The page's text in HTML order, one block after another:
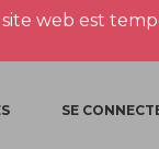
web est
SE